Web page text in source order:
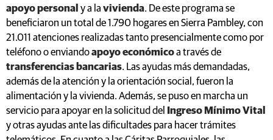
apoyo personal y a la vivienda. De este programa se
beneficiaron un total de 1.790 hogares en Sierra Pambley, con
21.011 atenciones realizadas tanto presencialmente como por
teléfono o enviandoapoyo económicoa través de
transferencias bancarias. Las ayudas más demandadas,
además de la atención y la orientación social, fueron la
alimentación y la vivienda. Además, se puso en marcha un
servicio para apoyar en la solicitud del
Ingreso Mínimo Vital
y otras ayudas ante las dificultades para hacer trámites